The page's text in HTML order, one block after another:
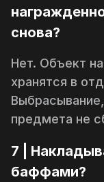
снова?
Нет. Объект
хранятся в
предмета не
7 |
баффами?